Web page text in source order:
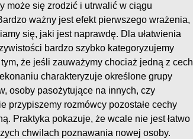
może się zrodzić i utrwalić w ciągu
ważny jest efekt pierwszego wrażenia,
się, jaki jest naprawdę. Dla ułatwienia
bardzo szybko kategoryzujemy
że jeśli zauważymy chociaż jedną z cech
charakteryzuje określone grupy
osoby pasożytujące na innych, czy
przypiszemy rozmówcy pozostałe cechy
Praktyka pokazuje, że wcale nie jest łatwo
chwilach poznawania nowej osoby.